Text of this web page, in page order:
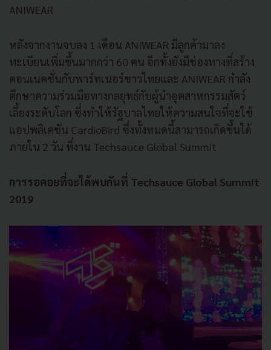
ANIWEAR
หลังจากงานจบลง 1 เดือน ANIWEAR มีลูกค้ามาลง
ทะเบียนเพิ่มขึ้นมากกว่า 60 คน อีกทั้งยังมีช่องทางที่สร้าง
คอนเนคชั่นกับพาร์ทเนอร์ชาวไทยและ ANIWEAR กำลัง
ศึกษาความร่วมมือทางกลยุทธ์กับผู้นำอุตสาหกรรมสัตว์
เลี้ยงระดับโลก ซึ่งทำให้รัฐบาลไทยให้ความสนใจที่จะใช้
แอปพลิเคชัน CardioBird ซึ่งทั้งหมดนี้สามารถเกิดขึ้นได้
ภายใน 2 วัน ที่งาน Techsauce Global Summit
การรอคอยที่จะได้พบกันที่ Techsauce Global Summit
2019